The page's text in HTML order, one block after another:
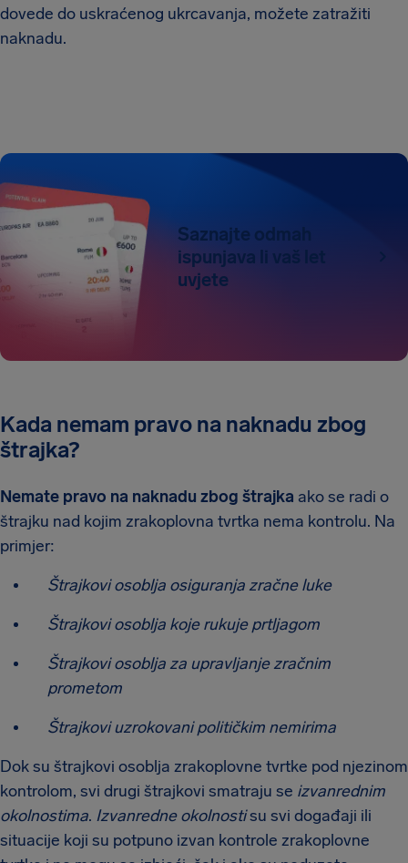
dovede do uskraćenog ukrcavanja, možete zatražiti
naknadu.
Saznajte odmah
ispunjava li vaš let
uvjete
Kada nemam pravo na naknadu zbog
štrajka?
Nemate pravo na naknadu zbog štrajka ako se radi o
štrajku nad kojim zrakoplovna tvrtka nema kontrolu. Na
primjer:
Štrajkovi osoblja osiguranja zračne luke
Štrajkovi osoblja koje rukuje prtljagom
Štrajkovi osoblja za upravljanje zračnim
prometom
Štrajkovi uzrokovani političkim nemirima
Dok su štrajkovi osoblja zrakoplovne tvrtke pod njezinom
kontrolom, svi drugi štrajkovi smatraju se izvanrednim
okolnostima. Izvanredne okolnostisu svi događaji ili
situacije koji su potpuno izvan kontrole zrakoplovne